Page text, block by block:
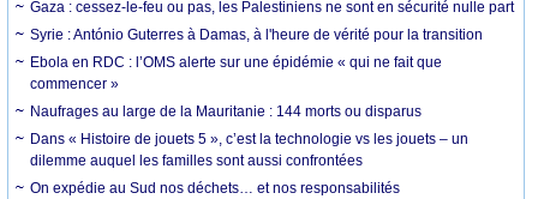
Gaza : cessez-le-feu ou pas, les Palestiniens ne sont en sécurité nulle part
Syrie : António Guterres à Damas, à l'heure de vérité pour la transition
Ebola en RDC : l’OMS alerte sur une épidémie « qui ne fait que
commencer »
Naufrages au large de la Mauritanie : 144 morts ou disparus
Dans « Histoire de jouets 5 », c’est la technologie vs les jouets – un
dilemme auquel les familles sont aussi confrontées
On expédie au Sud nos déchets… et nos responsabilités